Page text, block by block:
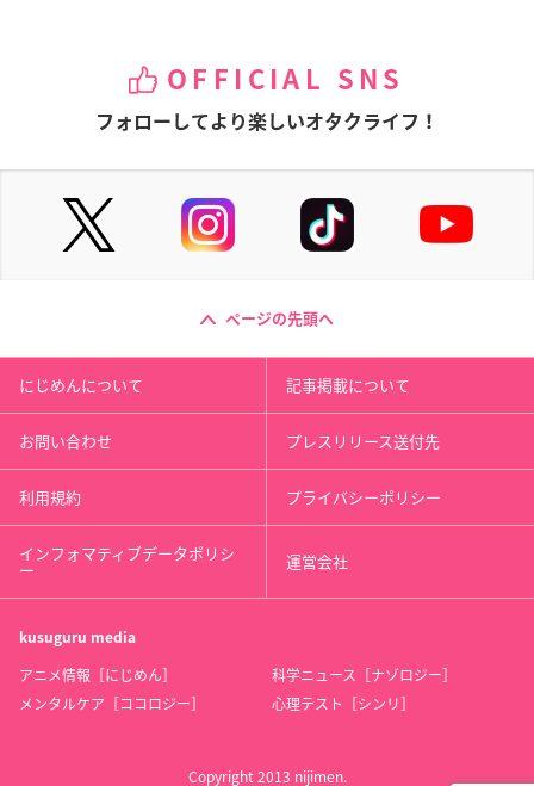
OFFICIAL SNS
フォローしてより楽しいオタクライフ！
ページの先頭へ
にじめんについて 記事掲載について
お問い合わせ プレスリリース送付先
利用規約 プライバシーポリシー
インフォマティブデータポリシ
ー 運営会社
kusuguru media
アニメ情報［にじめん］
科学ニュース［ナゾロジー］
メンタルケア［ココロジー］
心理テスト［シンリ］
Copyright 2013 nijimen.